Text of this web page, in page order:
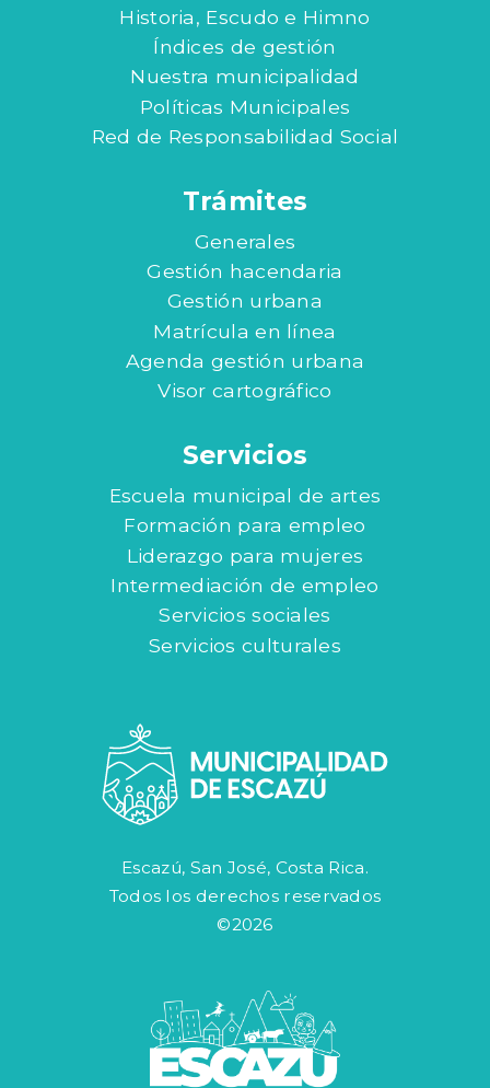
Historia, Escudo e Himno
Índices de gestión
Nuestra municipalidad
Políticas Municipales
Red de Responsabilidad Social
Trámites
Generales
Gestión hacendaria
Gestión urbana
Matrícula en línea
Agenda gestión urbana
Visor cartográfico
Servicios
Escuela municipal de artes
Formación para empleo
Liderazgo para mujeres
Intermediación de empleo
Servicios sociales
Servicios culturales
Escazú, San José, Costa Rica.
Todos los derechos reservados
©2026